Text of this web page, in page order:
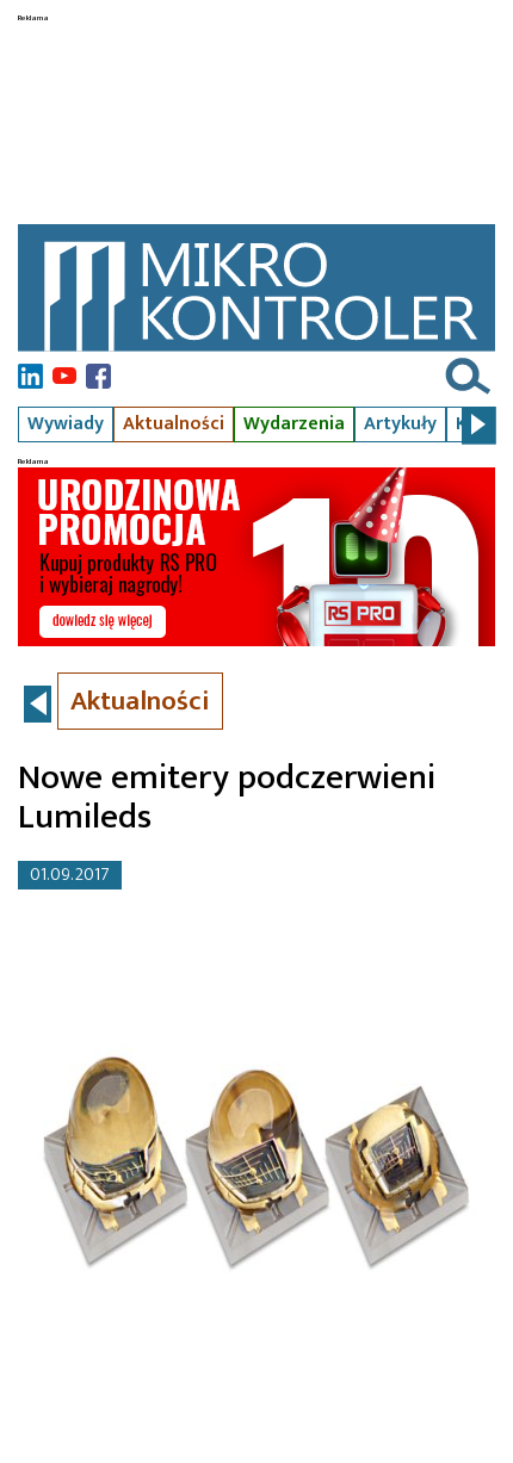
Wywiady Aktualności Wydarzenia Artykuły Kursy
Aktualności
Nowe emitery podczerwieni
Lumileds
01.09.2017